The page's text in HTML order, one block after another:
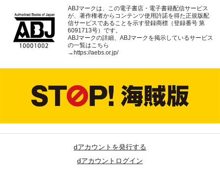
ABJマークは、この電子書店・電子書籍配信サービス
が、著作権者からコンテンツ使用許諾を得た正規版配
信サービスであることを示す登録商標（登録番号 第
6091713号）です。
ABJマークの詳細、ABJマークを掲示しているサービス
の一覧はこちら
→ https://aebs.or.jp/
dアカウントを発行する
dアカウントログイン